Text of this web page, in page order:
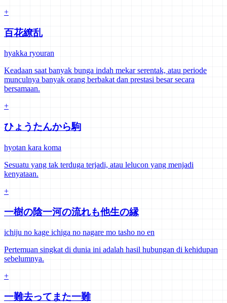
+
百花繚乱
hyakka ryouran
Keadaan saat banyak bunga indah mekar serentak, atau periode
munculnya banyak orang berbakat dan prestasi besar secara
bersamaan.
+
ひょうたんから駒
hyotan kara koma
Sesuatu yang tak terduga terjadi, atau lelucon yang menjadi
kenyataan.
+
一樹の陰一河の流れも他生の縁
ichiju no kage ichiga no nagare mo tasho no en
Pertemuan singkat di dunia ini adalah hasil hubungan di kehidupan
sebelumnya.
+
一難去ってまた一難